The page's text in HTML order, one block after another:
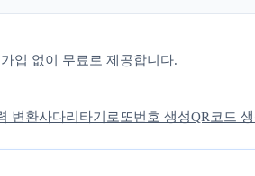
입 없이 무료로 제공합니다.
변환사다리타기 로또번호 생성QR코드